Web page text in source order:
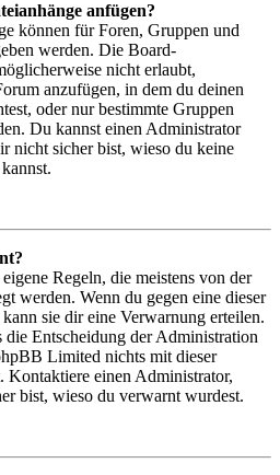
anfügen?
können für Foren, Gruppen und
werden. Die Board-
nicht erlaubt,
anzufügen, in dem du deinen
oder nur bestimmte Gruppen
Du kannst einen Administrator
nicht sicher bist, wieso du keine
Regeln, die meistens von der
werden. Wenn du gegen eine dieser
sie dir eine Verwarnung erteilen.
die Entscheidung der Administration
Limited nichts mit dieser
Kontaktiere einen Administrator,
bist, wieso du verwarnt wurdest.